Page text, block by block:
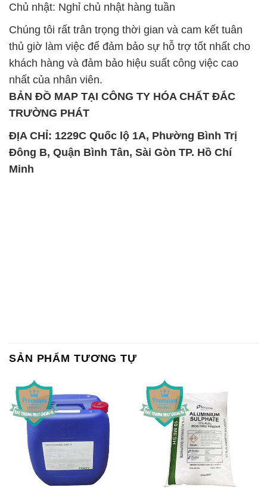
Chủ nhật: Nghỉ chủ nhật hàng tuần
Chúng tôi rất trân trọng thời gian và cam kết tuân
thủ giờ làm việc để đảm bảo sự hỗ trợ tốt nhất cho
khách hàng và đảm bảo hiệu suất công việc cao
nhất của nhân viên.
BẢN ĐỒ MAP TẠI CÔNG TY HÓA CHẤT ĐẮC
TRƯỜNG PHÁT
ĐỊA CHỈ: 1229C Quốc lộ 1A, Phường Bình Trị
Đông B, Quận Bình Tân, Sài Gòn TP. Hồ Chí
Minh
SẢN PHẨM TƯƠNG TỰ